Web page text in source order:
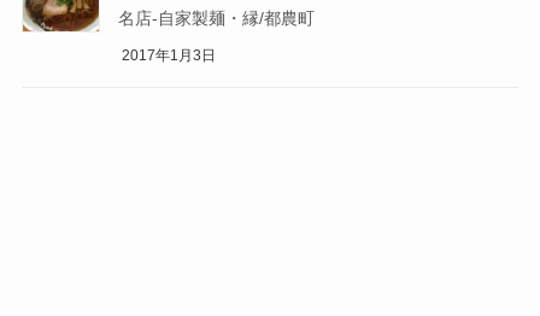
名店-自家製麺・縁/都農町
2017年1月3日